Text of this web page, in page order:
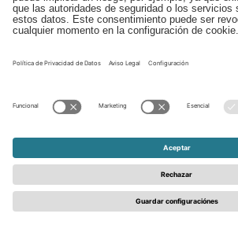
Aviso legal
Canal de Denuncias
Condiciones generales
© 2026 - Schattdecor | All rights reserved